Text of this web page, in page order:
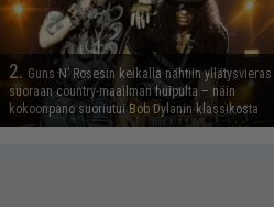
2. Guns N’ Rosesin keikalla nähtiin yllätysvieras
suoraan country-maailman huipulta – näin
kokoonpano suoriutui Bob Dylanin klassikosta